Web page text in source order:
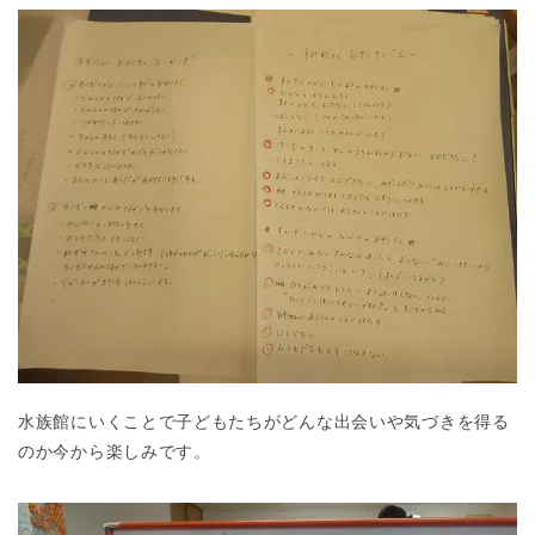
水族館にいくことで子どもたちがどんな出会いや気づきを得る
のか今から楽しみです。